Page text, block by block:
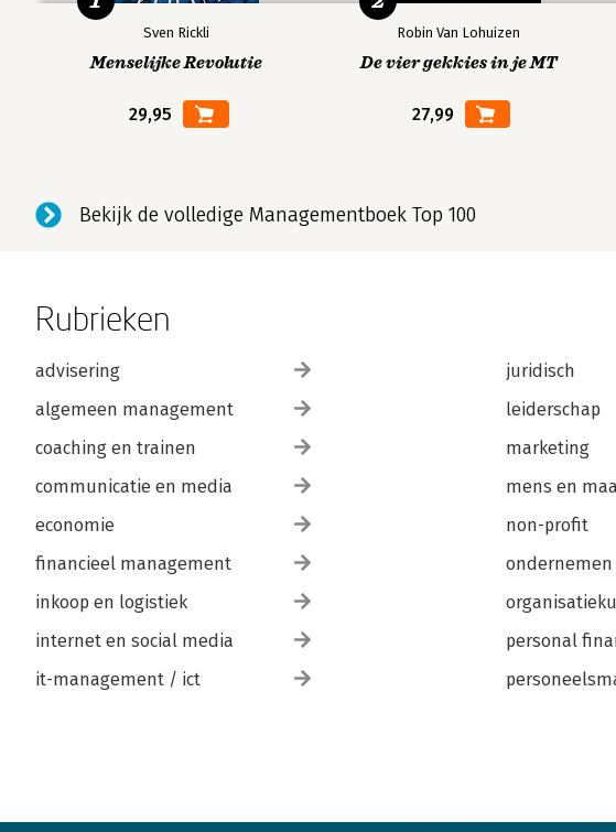
Sven Rickli
Menselijke Revolutie
29,95
Robin Van Lohuizen
De vier gekkies in je MT
27,99
Bekijk de volledige Managementboek Top 100
Rubrieken
advisering
algemeen management
coaching en trainen
communicatie en media
economie
financieel management
inkoop en logistiek
internet en social media
it-management / ict
juridisch
leiderschap
marketing
mens en
non-profit
ondernemen
personal